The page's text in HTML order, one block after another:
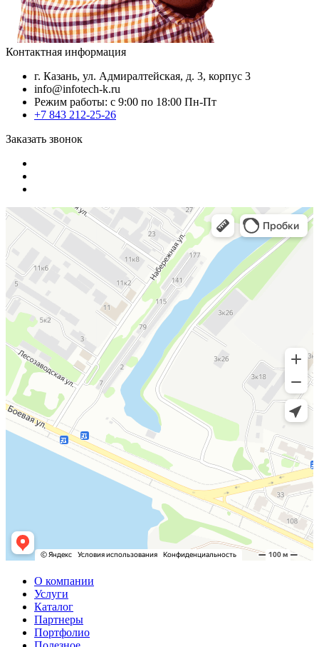
Контактная информация
г. Казань, ул. Адмиралтейская, д. 3, корпус 3
info@infotech-k.ru
Режим работы: с 9:00 по 18:00 Пн-Пт
+7 843 212-25-26
Заказать звонок
О компании
Услуги
Каталог
Партнеры
Портфолио